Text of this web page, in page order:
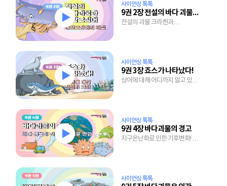
사이언싱 톡톡
9권 2장 전설의 바다 괴물과 대왕오징어
전설의 괴물 크라켄과
사이언싱 톡톡
9권 3장 죠스가 나타났다!
상어에 대해 어디까지 알고 있니?
사이언싱 톡톡
9권 4장 바다괴물의 경고
지구온난화로 인한 기후변화! 바다
사이언싱 톡톡